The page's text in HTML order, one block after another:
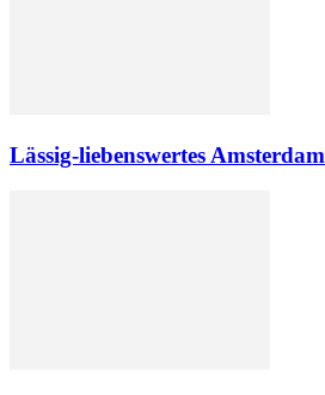
Lässig-liebenswertes Amsterdam